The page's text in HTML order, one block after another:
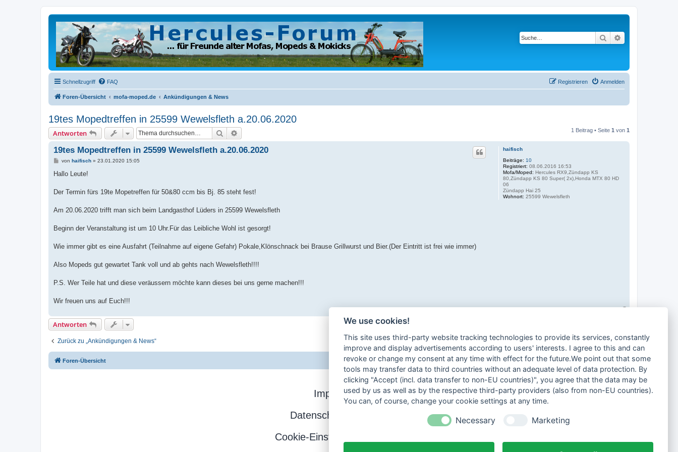
Suche
Schnellzugriff FAQ Anmelden
Registrieren
Foren-Übersicht mofa-moped.de Ankündigungen & News
19tes Mopedtreffen in 25599 Wewelsfleth a.20.06.2020
Antworten Suche 1 Beitrag • Seite 1 von 1
haifisch
Beiträge: 10
Registriert: 08.06.2016 16:53
Mofa/Moped: Hercules RX9,Zündapp KS
80,Zündapp KS 80 Super( 2x),Honda MTX 80 HD
06
Zündapp Hai 25
Wohnort: 25599 Wewelsfleth
19tes Mopedtreffen in 25599 Wewelsfleth a.20.06.2020
B
i
a
von haifisch» 23.01.2020 15:05
Hallo Leute!
Der Termin fürs 19te Mopetreffen für 50&80 ccm bis Bj. 85 steht fest!
Am 20.06.2020 trifft man sich beim Landgasthof Lüders in 25599 Wewelsfleth
Beginn der Veranstaltung ist um 10 Uhr.Für das Leibliche Wohl ist gesorgt!
Wie immer gibt es eine Ausfahrt (Teilnahme auf eigene Gefahr) Pokale,Klönschnack bei Brause Grillwurst und Bier.(Der Eintritt ist frei wie immer)
Also Mopeds gut gewartet Tank voll und ab gehts nach Wewelsfleth!!!!
P.S. Wer Teile hat und diese veräussern möchte kann dieses bei uns gerne machen!!!
Wir freuen uns auf Euch!!!
N
o
b
e
n
Antworten
Zurück zu „Ankündigungen & News“ Gehe zu
Foren-Übersicht Alle Zeiten sind UTC+02:00
Alle Foren-Cookies löschen
Impressum
Datenschutzerklärung
Cookie-Einstellungen ändern
We use cookies!
This site uses third-party website tracking technologies to provide its services, constantly
improve and display advertisements according to users' interests. I agree to this and can
revoke or change my consent at any time with effect for the future.We point out that some
tools may transfer data to third countries without an adequate level of data protection. By
clicking "Accept (incl. data transfer to non-EU countries)", you agree that the data may be
used by us as well as by the respective third-party providers (also from non-EU countries).
You can, of course, change your cookie settings at any time.
Necessary Marketing